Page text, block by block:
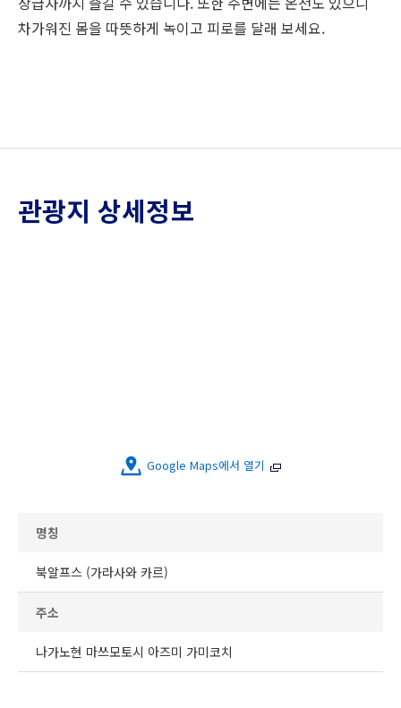
차가워진 몸을 따뜻하게 녹이고 피로를 달래 보세요.
관광지 상세정보
Google Maps에서 열기
명칭
북알프스 (가라사와 카르)
주소
나가노현 마쓰모토시 아즈미 가미코치